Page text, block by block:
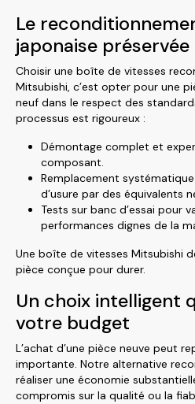
Le
japonaise préservée
Choisir une boîte de vitesses
Mitsubishi, c’est opter pour une
neuf dans le respect des
processus est rigoureux :
Démontage complet et
composant.
Remplacement
d’usure par des équivalents
Tests sur banc d’essai pour
performances dignes de la
Une boîte de vitesses Mitsubishi
pièce conçue pour durer.
Un choix intelligent
votre budget
L’achat d’une pièce neuve peut
importante. Notre alternative
réaliser une économie
compromis sur la qualité ou la